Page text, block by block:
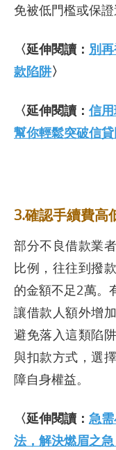
免被低門檻或保證
〈延伸閱讀： 別
款陷阱〉
〈延伸閱讀： 信
幫你輕鬆突破信
3.確認手續費高
部分不良借款業
比例，往往到撥
的金額不足2萬。
讓借款人額外增
避免落入這類陷
與扣款方式，選
障自身權益。
〈延伸閱讀： 急
法，解決燃眉之急